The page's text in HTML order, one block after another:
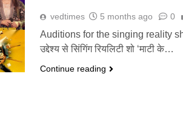
vedtimes 5 months ago 0
Auditions for the singing reality
उद्देश्य से सिंगिंग रियलिटी शो ‘माटी के…
Continue reading